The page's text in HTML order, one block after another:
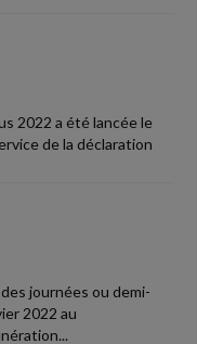
2022 a été lancée le
de la déclaration
journées ou demi-
2022 au